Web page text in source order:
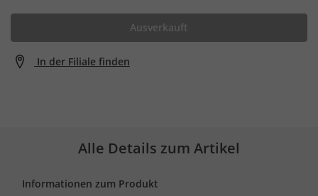
Ausverkauft
In der Filiale finden
Alle Details zum Artikel
Informationen zum Produkt